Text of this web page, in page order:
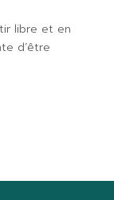
libre et en
d’être